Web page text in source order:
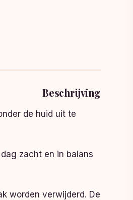
Beschrijving
de huid uit te
zacht en in balans
worden verwijderd. De